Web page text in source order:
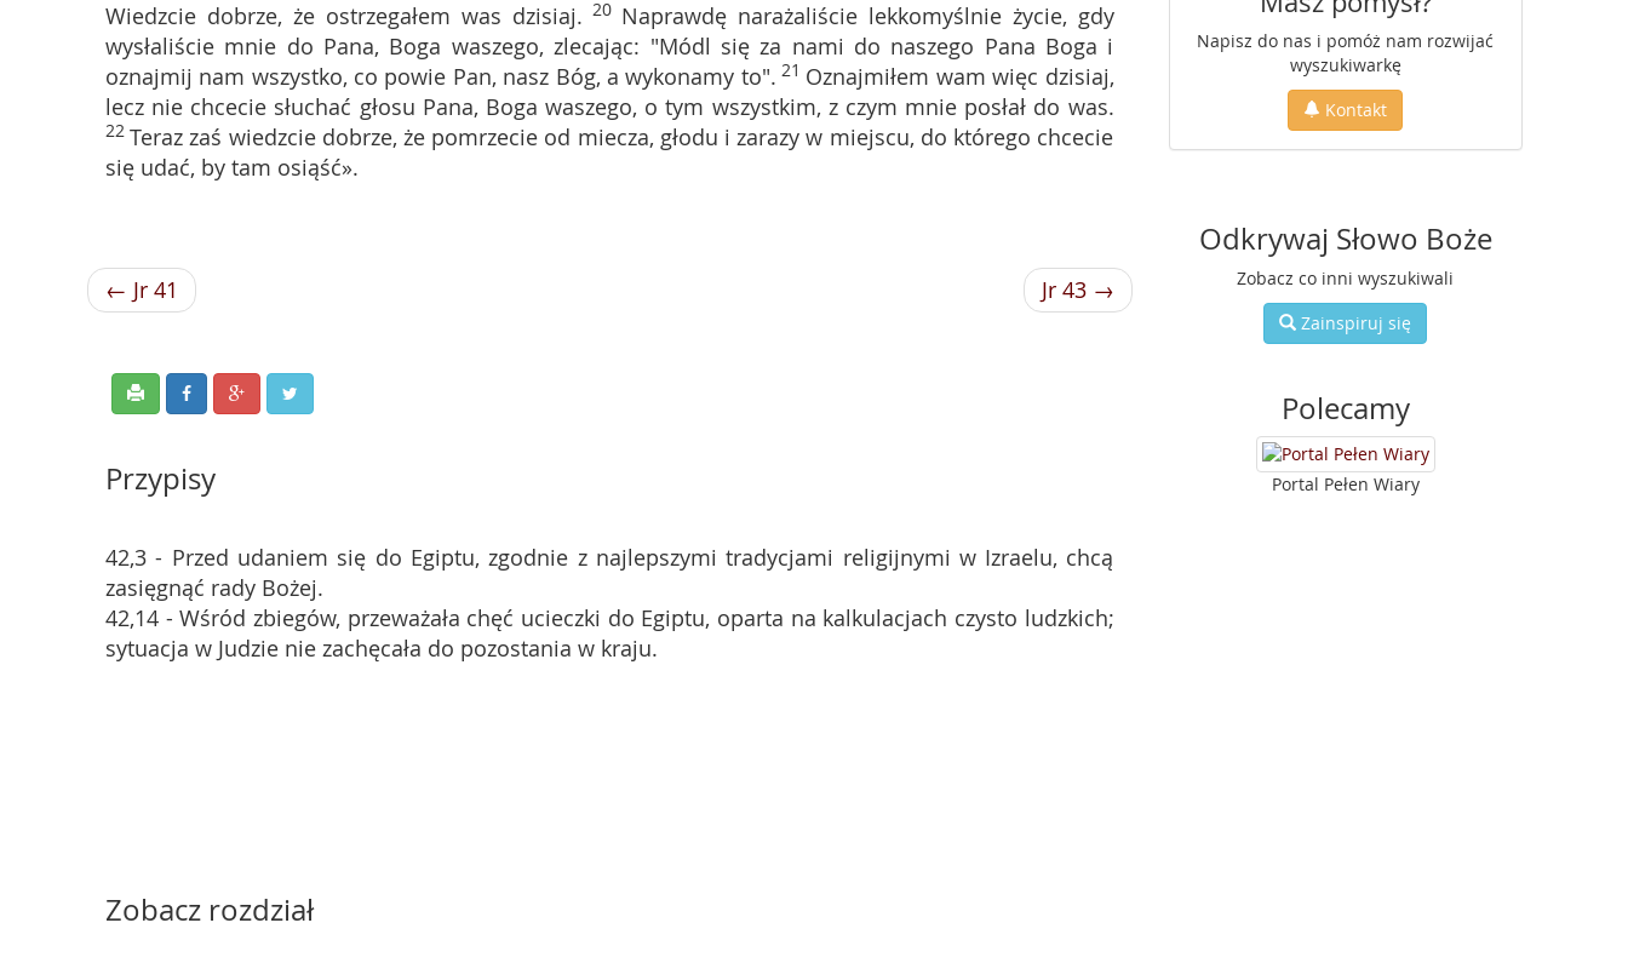
Wiedzcie dobrze, że ostrzegałem was dzisiaj. 20 Naprawdę narażaliście lekkomyślnie życie, gdy
wysłaliście mnie do Pana, Boga waszego, zlecając: "Módl się za nami do naszego Pana Boga i
oznajmij nam wszystko, co powie Pan, nasz Bóg, a wykonamy to". 21 Oznajmiłem wam więc dzisiaj,
lecz nie chcecie słuchać głosu Pana, Boga waszego, o tym wszystkim, z czym mnie posłał do was.
22Teraz zaś wiedzcie dobrze, że pomrzecie od miecza, głodu i zarazy w miejscu, do którego chcecie
się udać, by tam osiąść».
← Jr 41 Jr 43 →
Przypisy
42,3 - Przed udaniem się do Egiptu, zgodnie z najlepszymi tradycjami religijnymi w Izraelu, chcą
zasięgnąć rady Bożej.
42,14 - Wśród zbiegów, przeważała chęć ucieczki do Egiptu, oparta na kalkulacjach czysto ludzkich;
sytuacja w Judzie nie zachęcała do pozostania w kraju.
Zobacz rozdział
Napisz do nas i pomóż nam rozwijać
wyszukiwarkę
Kontakt
Odkrywaj Słowo Boże
Zobacz co inni wyszukiwali
Zainspiruj się
Polecamy
Portal Pełen Wiary